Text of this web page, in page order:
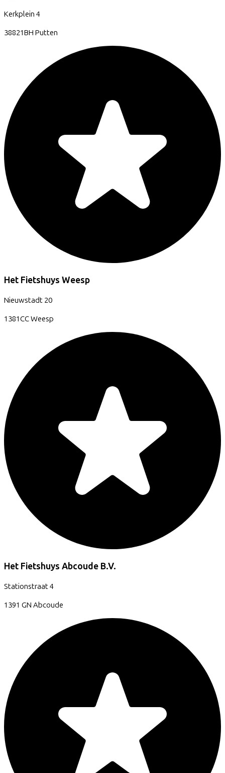
Kerkplein 4
38821BH Putten
Het Fietshuys Weesp
Nieuwstadt 20
1381CCWeesp
Het Fietshuys Abcoude B.V.
Stationstraat4
1391 GN Abcoude